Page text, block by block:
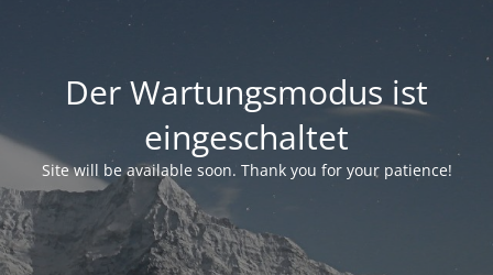
Der Wartungsmodus ist
eingeschaltet
Site will be available soon. Thank you for your patience!